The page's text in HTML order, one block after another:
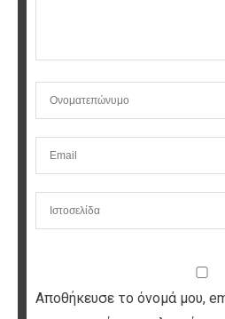
Αποθήκευσε το όνομά μου,